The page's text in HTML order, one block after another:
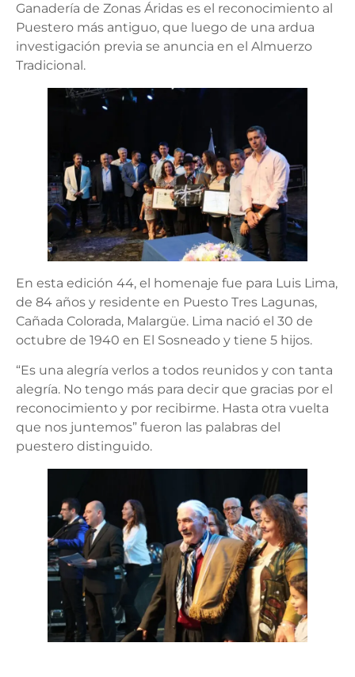
Ganadería de Zonas Áridas es el reconocimiento al
Puestero más antiguo, que luego de una ardua
investigación previa se anuncia en el Almuerzo
Tradicional.
En esta edición 44, el homenaje fue para Luis Lima,
de 84 años y residente en Puesto Tres Lagunas,
Cañada Colorada, Malargüe. Lima nació el 30 de
octubre de 1940 en El Sosneado y tiene 5 hijos.
“Es una alegría verlos a todos reunidos y con tanta
alegría. No tengo más para decir que gracias por el
reconocimiento y por recibirme. Hasta otra vuelta
que nos juntemos” fueron las palabras del
puestero distinguido.